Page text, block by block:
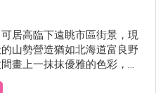
居高臨下遠眺市區街景，現
山勢營造猶如北海道富良野
畫上一抹抹優雅的色彩，輕
。